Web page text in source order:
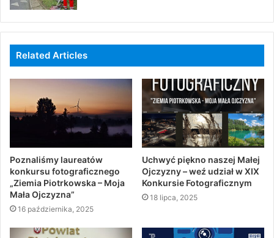
Related Articles
Poznaliśmy laureatów
konkursu fotograficznego
„Ziemia Piotrkowska – Moja
Mała Ojczyzna”
16 października, 2025
Uchwyć piękno naszej Małej
Ojczyzny – weź udział w XIX
Konkursie Fotograficznym
18 lipca, 2025